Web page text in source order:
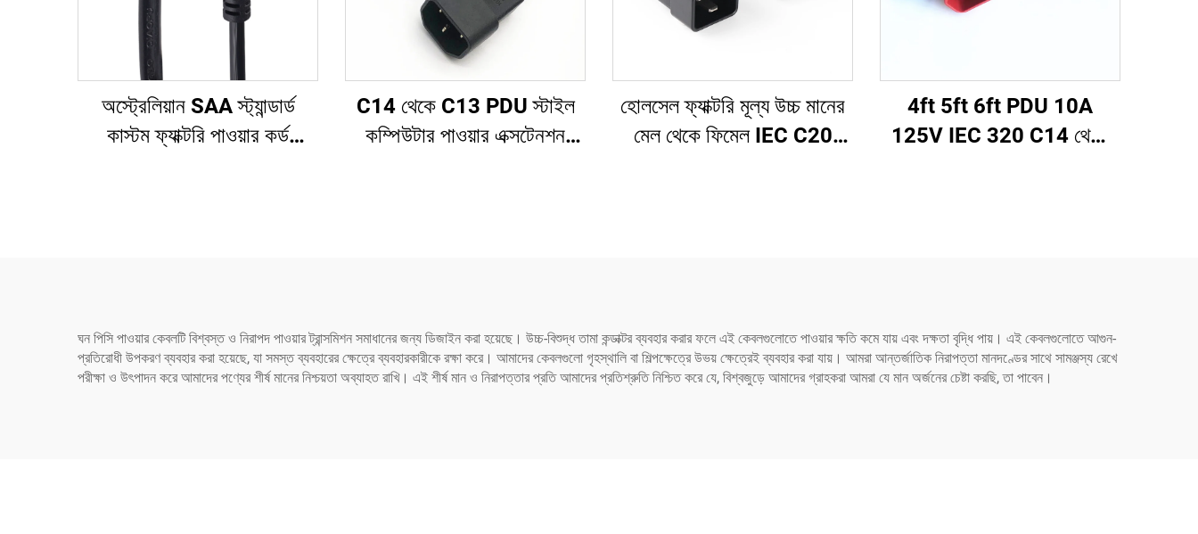
অস্ট্রেলিয়ান SAA স্ট্যান্ডার্ড
কাস্টম ফ্যাক্টরি পাওয়ার কর্ড
C14 থেকে C13 PDU স্টাইল
কম্পিউটার পাওয়ার এক্সটেনশন
হোলসেল ফ্যাক্টরি মূল্য উচ্চ মানের
মেল থেকে ফিমেল IEC C20
4ft 5ft 6ft PDU 10A
125V IEC 320 C14 থেকে
ঘন পিসি পাওয়ার কেবলটি বিশ্বস্ত ও নিরাপদ পাওয়ার ট্রান্সমিশন সমাধানের জন্য ডিজাইন করা হয়েছে। উচ্চ-বিশুদ্ধ তামা কন্ডাক্টর ব্যবহার করার ফলে এই কেবলগুলোতে পাওয়ার ক্ষতি কমে যায় এবং দক্ষতা বৃদ্ধি পায়। এই কেবলগুলোতে আগুন-
প্রতিরোধী উপকরণ ব্যবহার করা হয়েছে, যা সমস্ত ব্যবহারের ক্ষেত্রে ব্যবহারকারীকে রক্ষা করে। আমাদের কেবলগুলো গৃহস্থালি বা শিল্পক্ষেত্রে উভয় ক্ষেত্রেই ব্যবহার করা যায়। আমরা আন্তর্জাতিক নিরাপত্তা মানদণ্ডের সাথে সামঞ্জস্য রেখে
পরীক্ষা ও উৎপাদন করে আমাদের পণ্যের শীর্ষ মানের নিশ্চয়তা অব্যাহত রাখি। এই শীর্ষ মান ও নিরাপত্তার প্রতি আমাদের প্রতিশ্রুতি নিশ্চিত করে যে, বিশ্বজুড়ে আমাদের গ্রাহকরা আমরা যে মান অর্জনের চেষ্টা করছি, তা পাবেন।